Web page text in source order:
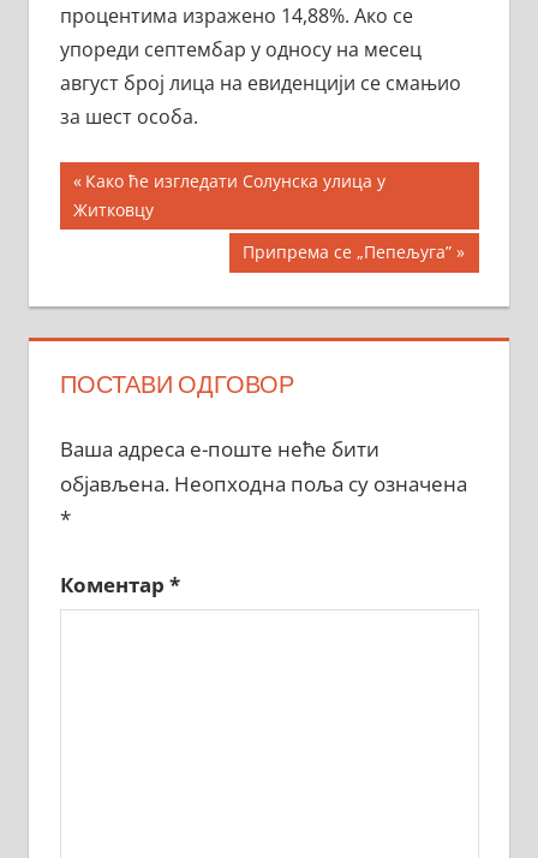
процентима изражено 14,88%. Ако се
упореди септембар у односу на месец
август број лица на евиденцији се смањио
за шест особа.
Кретање
чланка
Previous
Post:
Како ће изгледати Солунска улица у
Житковцу
Next
Post:
Припрема се „Пепељуга”
ПОСТАВИ ОДГОВОР
Ваша адреса е-поште неће бити
објављена. Неопходна поља су означена
*
Коментар *